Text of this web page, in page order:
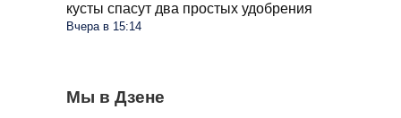
кусты спасут два простых удобрения
Вчера в 15:14
Мы в Дзене
Стиралка больше не прыгает по полу как
бешеная при отжиме: помог простой
С 1 сентября в РФ меняются правила
Омолаживаем огурцы в августе: урожай